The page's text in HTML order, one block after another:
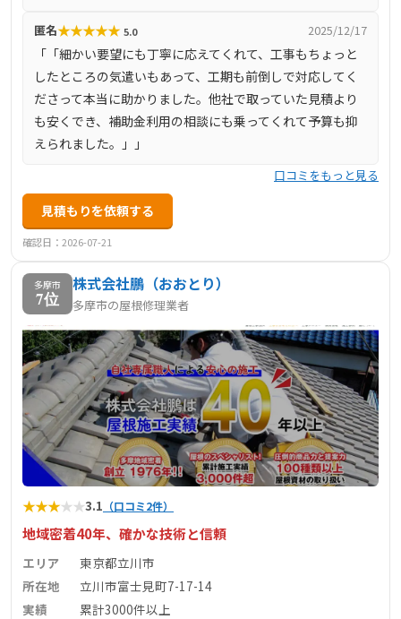
匿名★★★★★ 5.0 2025/12/17
「「細かい要望にも丁寧に応えてくれて、工事もちょっと
したところの気遣いもあって、工期も前倒しで対応してく
ださって本当に助かりました。他社で取っていた見積より
も安くでき、補助金利用の相談にも乗ってくれて予算も抑
えられました。」」
口コミをもっと見る
見積もりを依頼する
確認日：2026-07-21
多摩市
7位
株式会社鵬（おおとり）
多摩市の屋根修理業者
★★★★★3.1 （口コミ2件）
地域密着40年、確かな技術と信頼
エリア
東京都立川市
所在地
立川市富士見町7-17-14
実績
累計3000件以上